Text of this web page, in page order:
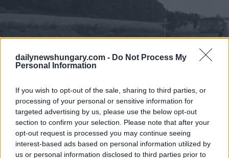
dailynewshungary.com - Do Not Process My
Personal Information
If you wish to opt-out of the sale, sharing to third parties, or
processing of your personal or sensitive information for
targeted advertising by us, please use the below opt-out
section to confirm your selection. Please note that after your
opt-out request is processed you may continue seeing
interest-based ads based on personal information utilized by
us or personal information disclosed to third parties prior to